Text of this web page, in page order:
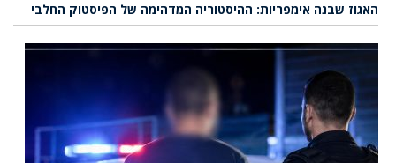
האגוז שבנה אימפריות: ההיסטוריה המדהימה של הפיסטוק החלבי